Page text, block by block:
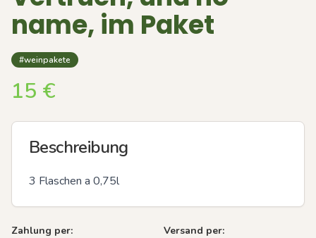
name, im Paket
#weinpakete
15 €
Beschreibung
3 Flaschen a 0,75l
Zahlung per:
Versand per: